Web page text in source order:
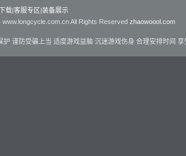
载|客服专区|装备展示
All Rights Reserved zhaowoool.com
护 谨防受骗上当 适度游戏益脑 沉迷游戏伤身 合理安排时间 享